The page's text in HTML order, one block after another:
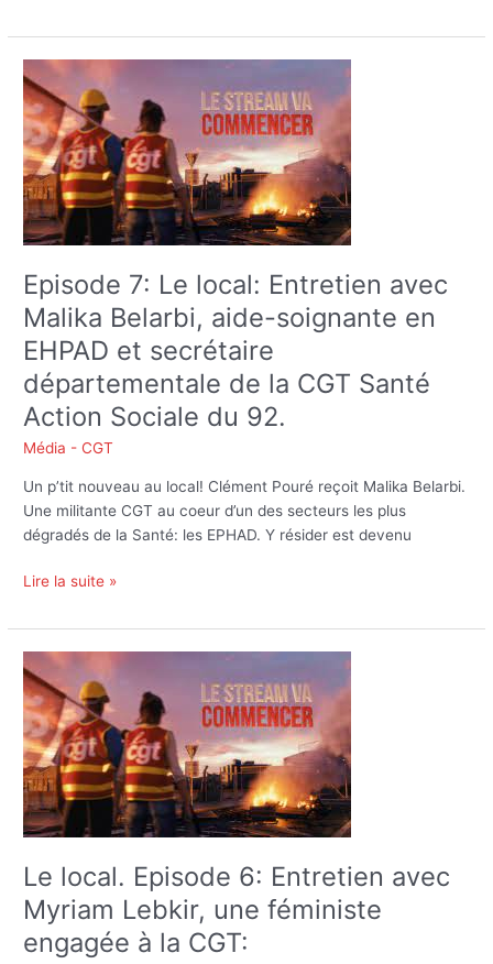
Episode 7: Le local: Entretien avec
Malika Belarbi, aide-soignante en
EHPAD et secrétaire
départementale de la CGT Santé
Action Sociale du 92.
Média - CGT
Un p’tit nouveau au local! Clément Pouré reçoit Malika Belarbi.
Une militante CGT au coeur d’un des secteurs les plus
dégradés de la Santé: les EPHAD. Y résider est devenu
Episode
7:
Le
local:
Entretien
avec
Malika
Belarbi,
soignante
en
EHPAD
et
secrétaire
départementale
la
CGT
Santé
Action
du
Lire la suite »
Le local. Episode 6: Entretien avec
Myriam Lebkir, une féministe
engagée à la CGT:
Le
local.
Episode
6:
Entretien
avec
Myriam
Lebkir,
féministe
engagée
la